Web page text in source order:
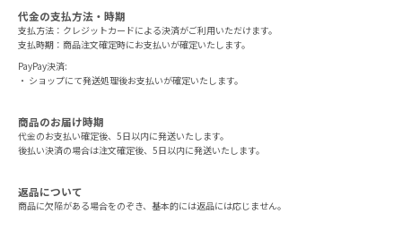
代金の支払方法・時期
支払方法：クレジットカードによる決済がご利用いただけます。
支払時期：商品注文確定時にお支払いが確定いたします。
PayPay決済:
・ ショップにて発送処理後お支払いが確定いたします。
商品のお届け時期
代金のお支払い確定後、5日以内に発送いたします。
後払い決済の場合は注文確定後、5日以内に発送いたします。
返品について
商品に欠陥がある場合をのぞき、基本的には返品には応じません。